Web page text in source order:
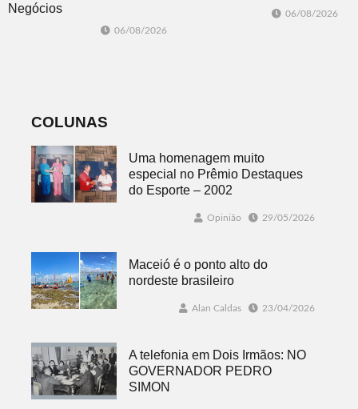
Negócios
06/08/2026
06/08/2026
COLUNAS
Uma homenagem muito
especial no Prêmio Destaques
do Esporte – 2002
Opinião 29/05/2026
Maceió é o ponto alto do
nordeste brasileiro
Alan Caldas 23/04/2026
A telefonia em Dois Irmãos: NO
GOVERNADOR PEDRO
SIMON